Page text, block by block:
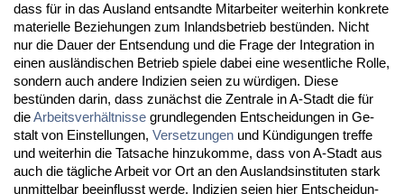
dass für in das Aus­land ent­sand­te Mit­ar­bei­ter wei­ter­hin kon­kre­te
ma­te­ri­el­le Be­zie­hun­gen zum In­lands­be­trieb bestünden. Nicht
nur die Dau­er der Ent­sen­dung und die Fra­ge der In­te­gra­ti­on in
ei­nen ausländi­schen Be­trieb spie­le da­bei ei­ne we­sent­li­che Rol­le,
son­dern auch an­de­re In­di­zi­en sei­en zu würdi­gen. Die­se
bestünden dar­in, dass zunächst die Zen­tra­le in A-Stadt die für
dieAr­beits­verhält­nis­se grund­le­gen­den Ent­schei­dun­gen in Ge­
stalt von Ein­stel­lun­gen, Ver­set­zun­gen und Kündi­gun­gen tref­fe
und wei­ter­hin die Tat­sa­che hin­zu­kom­me, dass von A-Stadt aus
auch die tägli­che Ar­beit vor Ort an den Aus­lands­in­sti­tu­ten stark
un­mit­tel­bar be­ein­flusst wer­de. In­di­zi­en sei­en hier Ent­schei­dun­